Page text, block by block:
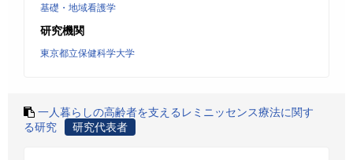
基礎・地域看護学
研究機関
東京都立保健科学大学
一人暮らしの高齢者を支えるレミニッセンス療法に関す
る研究
研究代表者